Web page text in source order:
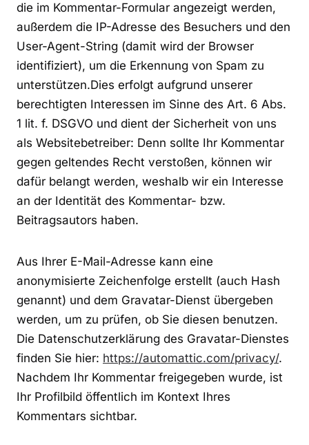
die im Kommentar-Formular angezeigt werden,
außerdem die IP-Adresse des Besuchers und den
User-Agent-String (damit wird der Browser
identifiziert), um die Erkennung von Spam zu
unterstützen.Dies erfolgt aufgrund unserer
berechtigten Interessen im Sinne des Art. 6 Abs.
1 lit. f. DSGVO und dient der Sicherheit von uns
als Websitebetreiber: Denn sollte Ihr Kommentar
gegen geltendes Recht verstoßen, können wir
dafür belangt werden, weshalb wir ein Interesse
an der Identität des Kommentar- bzw.
Beitragsautors haben.
Aus Ihrer E-Mail-Adresse kann eine
anonymisierte Zeichenfolge erstellt (auch Hash
genannt) und dem Gravatar-Dienst übergeben
werden, um zu prüfen, ob Sie diesen benutzen.
Die Datenschutzerklärung des Gravatar-Dienstes
finden Sie hier: https://automattic.com/privacy/.
Nachdem Ihr Kommentar freigegeben wurde, ist
Ihr Profilbild öffentlich im Kontext Ihres
Kommentars sichtbar.